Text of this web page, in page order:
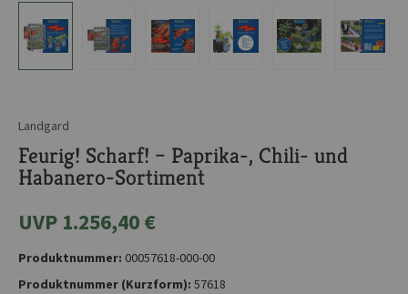
Landgard
Feurig! Scharf! – Paprika-, Chili- und
Habanero-Sortiment
UVP 1.256,40 €
Produktnummer: 00057618-000-00
Produktnummer (Kurzform): 57618